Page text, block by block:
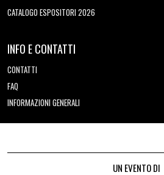
CATALOGO ESPOSITORI 2026
INFO E CONTATTI
CONTATTI
FAQ
INFORMAZIONI GENERALI
UN EVENTO DI